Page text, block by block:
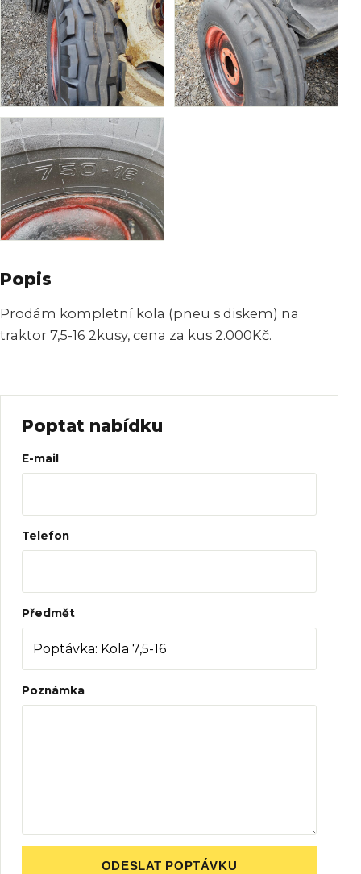
Popis
Prodám kompletní kola (pneu s diskem) na
traktor 7,5-16 2kusy, cena za kus 2.000Kč.
Poptat nabídku
Web
E-mail
Telefon
Předmět
Poznámka
ODESLAT POPTÁVKU